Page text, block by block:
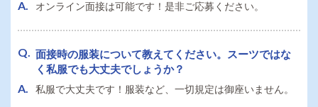
オンライン面接は可能です！是非ご応募ください。
面接時の服装について教えてください。スーツではな
く私服でも大丈夫でしょうか？
私服で大丈夫です！服装など、一切規定は御座いません。